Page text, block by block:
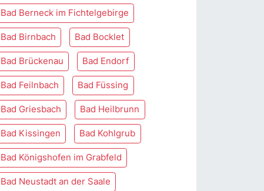
Bad Berneck im Fichtelgebirge
Bad Birnbach Bad Bocklet
Bad Brückenau Bad Endorf
Bad Feilnbach Bad Füssing
Bad Griesbach Bad Heilbrunn
Bad Kissingen Bad Kohlgrub
Bad Königshofen im Grabfeld
Bad Neustadt an der Saale